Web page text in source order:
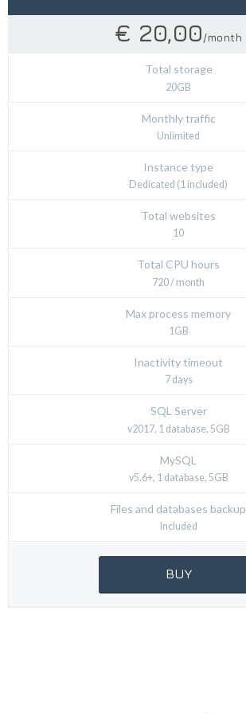
€ 20,00/month
Total storage
20GB
Monthly traffic
Unlimited
Instance type
Dedicated (1 included)
Total websites
10
Total CPU hours
720 / month
Max process memory
1GB
Inactivity timeout
7 days
SQL Server
v2017, 1 database, 5GB
MySQL
v5.6+, 1 database, 5GB
Files and databases backup
Included
BUY